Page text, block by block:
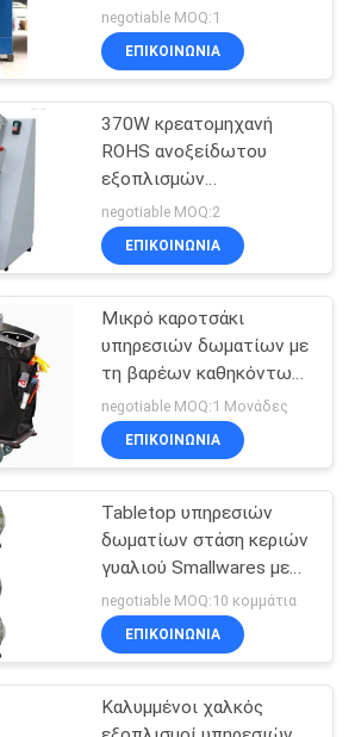
ψησίματος
32
42
ξενοδοχείων μηχανών
στεγνού καθαρισμού
negotiable MOQ:1
ΕΠΙΚΟΙΝΩΝΊΑ
370W κρεατομηχανή
ROHS ανοξείδωτου
εξοπλισμών
επεξεργασίας τροφίμων
ζύμης πιτσών
εγκεκριμένη
negotiable MOQ:2
ΕΠΙΚΟΙΝΩΝΊΑ
Μικρό καροτσάκι
υπηρεσιών δωματίων με
τη βαρέων καθηκόντων
σκόνη ανοξείδωτου
τσαντών απορριμάτων -
εποξική τελειώστε
negotiable MOQ:1 Μονάδες
ΕΠΙΚΟΙΝΩΝΊΑ
Tabletop υπηρεσιών
δωματίων στάση κεριών
γυαλιού Smallwares με
τον κάτοχο
116×H155mm
ανοξείδωτου
negotiable MOQ:10 κομμάτια
ΕΠΙΚΟΙΝΩΝΊΑ
Καλυμμένοι χαλκός